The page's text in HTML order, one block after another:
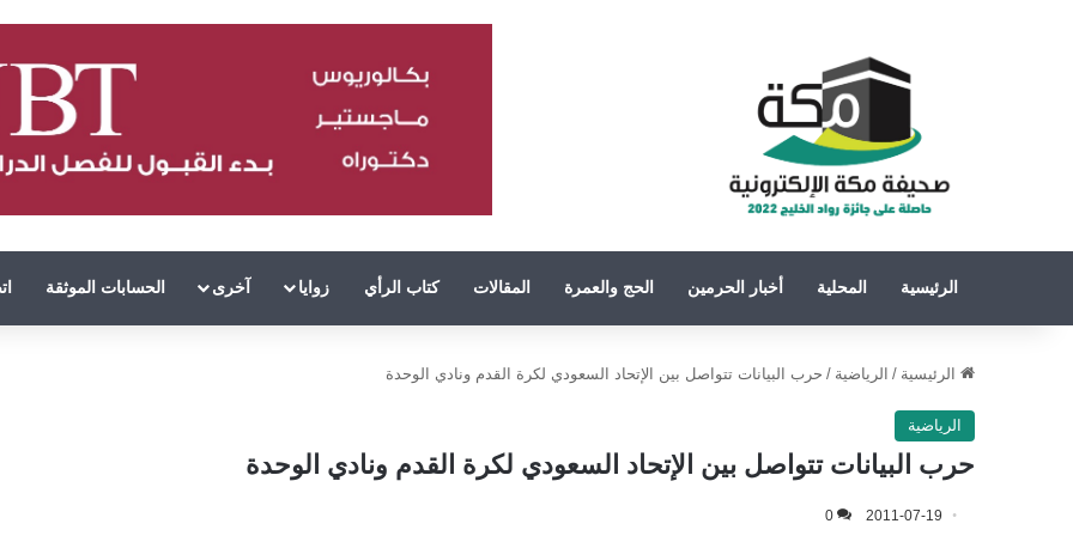
الرئيسية المحلية أخبار الحرمين الحج والعمرة المقالات كتاب الرأي زوايا آخرى الحسابات الموثقة
الرئيسية / الرياضية / حرب البيانات تتواصل بين الإتحاد السعودي لكرة القدم ونادي الوحدة
الرياضية
حرب البيانات تتواصل بين الإتحاد السعودي لكرة القدم ونادي الوحدة
2011-07-19
0